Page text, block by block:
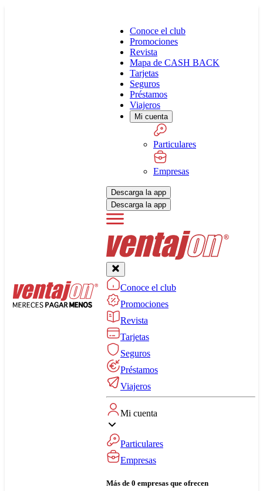
Conoce el club
Promociones
Revista
Mapa de CASH BACK
Tarjetas
Seguros
Préstamos
Viajeros
Mi cuenta
Particulares
Empresas
Descarga la app
Descarga la app
Conoce el club
Promociones
Revista
Tarjetas
Seguros
Préstamos
Viajeros
Mi cuenta
Particulares
Empresas
Más de 0 empresas que ofrecen